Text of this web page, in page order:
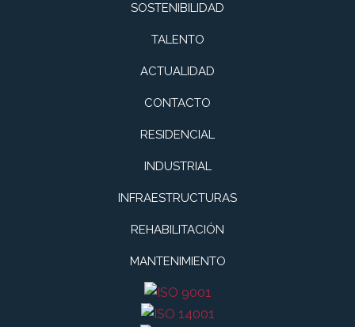
SOSTENIBILIDAD
TALENTO
ACTUALIDAD
CONTACTO
RESIDENCIAL
INDUSTRIAL
INFRAESTRUCTURAS
REHABILITACIÓN
MANTENIMIENTO